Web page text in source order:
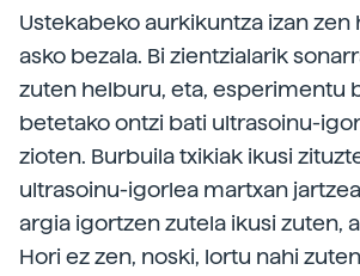
Ustekabeko aurkikuntza izan zen
asko bezala. Bi zientzialarik
zuten helburu, eta, esperimentu
betetako ontzi bati ultrasoinu-
zioten. Burbuila txikiak ikusi
ultrasoinu-igorlea martxan
argia igortzen zutela ikusi zuten,
Hori ez zen, noski, lortu nahi